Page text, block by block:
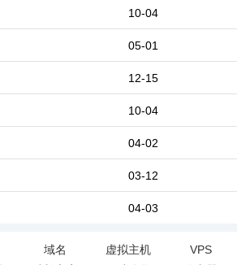
10-04
05-01
12-15
10-04
04-02
03-12
04-03
域名 虚拟主机
VPS